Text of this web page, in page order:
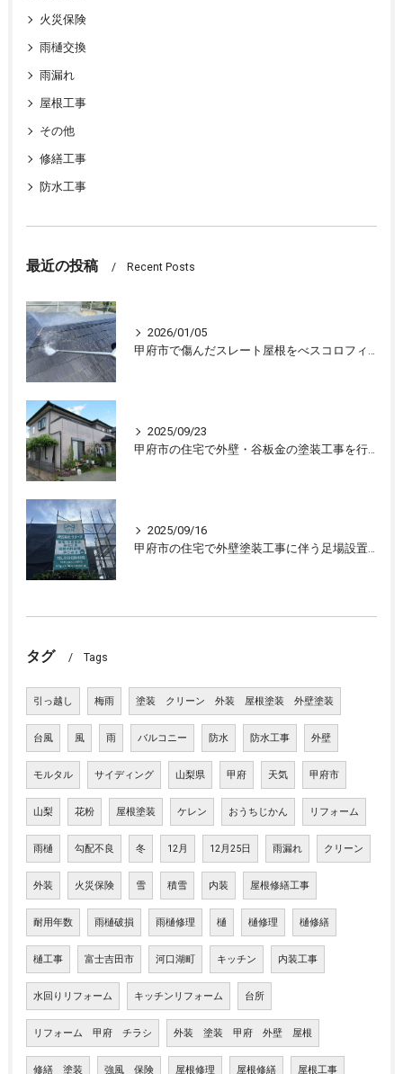
火災保険
雨樋交換
雨漏れ
屋根工事
その他
修繕工事
防水工事
最近の投稿 Recent Posts
2026/01/05
甲府市で傷んだスレート屋根をべスコロフィラーを下塗りし屋根塗装しました
2025/09/23
甲府市の住宅で外壁・谷板金の塗装工事を行ない、住宅が生まれ変わりました
2025/09/16
甲府市の住宅で外壁塗装工事に伴う足場設置、外壁の下処理を行いました。
タグ Tags
引っ越し 梅雨 塗装 クリーン 外装 屋根塗装 外壁塗装
台風 風 雨 バルコニー 防水 防水工事 外壁
モルタル サイディング 山梨県 甲府 天気 甲府市
山梨 花粉 屋根塗装 ケレン おうちじかん リフォーム
雨樋 勾配不良 冬 12月 12月25日 雨漏れ クリーン
外装 火災保険 雪 積雪 内装 屋根修繕工事
耐用年数 雨樋破損 雨樋修理 樋 樋修理 樋修繕
樋工事 富士吉田市 河口湖町 キッチン 内装工事
水回りリフォーム キッチンリフォーム 台所
リフォーム 甲府 チラシ 外装 塗装 甲府 外壁 屋根
修繕 塗装 強風 保険 屋根修理 屋根修繕 屋根工事